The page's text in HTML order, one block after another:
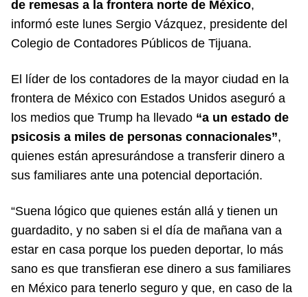
de remesas a la frontera norte de México,
informó este lunes Sergio Vázquez, presidente del
Colegio de Contadores Públicos de Tijuana.
El líder de los contadores de la mayor ciudad en la
frontera de México con Estados Unidos aseguró a
los medios que Trump ha llevado “a un estado de
psicosis a miles de personas connacionales”,
quienes están apresurándose a transferir dinero a
sus familiares ante una potencial deportación.
“Suena lógico que quienes están allá y tienen un
guardadito, y no saben si el día de mañana van a
estar en casa porque los pueden deportar, lo más
sano es que transfieran ese dinero a sus familiares
en México para tenerlo seguro y que, en caso de la